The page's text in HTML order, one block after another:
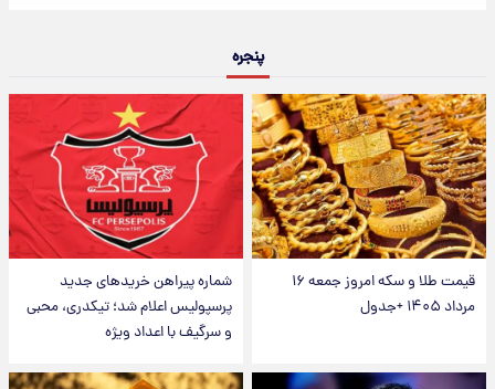
پنجره
قیمت طلا و سکه امروز جمعه ۱۶
مرداد ۱۴۰۵ +جدول
شماره پیراهن خریدهای جدید
پرسپولیس اعلام شد؛ تیکدری، محبی
و سرگیف با اعداد ویژه